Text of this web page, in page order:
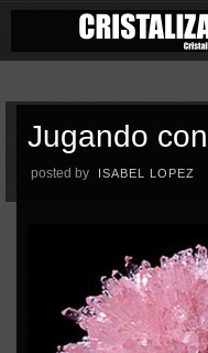
Jugando
posted by ISABEL LOPEZ